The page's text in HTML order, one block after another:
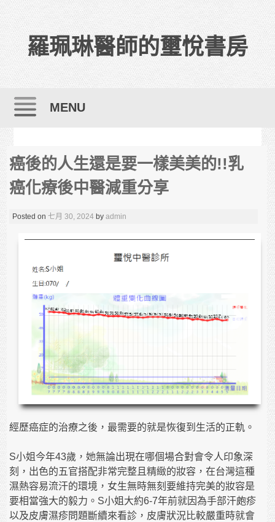
羅珮琳醫師的璽悅書房
MENU
癌後的人生還是要一樣美美的!!乳
癌化療後中醫減重分享
Posted on七月 30, 2024 byadmin
經歷癌症的治療之後，最需要的就是恢復到生活的正軌。
S小姐今年43歲，她無論出現在哪個場合對會令人印象深
刻，出色的五官搭配非常完整且精緻的妝容，在台灣這種
濕熱容易流汗的環境，女生無時無刻要維持完美的妝容是
要相當強大的毅力。S小姐大約6-7年前就因為手部汗皰疹
以及皮膚濕疹問題斷續來看診，皮膚狀況比較嚴重時就會